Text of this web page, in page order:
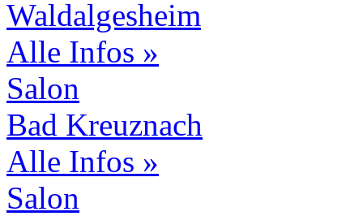
Waldalgesheim
Alle Infos »
Salon
Bad Kreuznach
Alle Infos »
Salon